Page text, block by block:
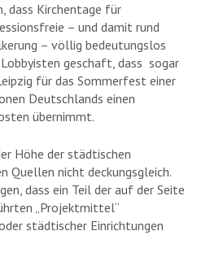
dass Kirchentage für
– und damit rund
– völlig bedeutungslos
geschaft, dass sogar
für das Sommerfest einer
Deutschlands einen
übernimmt.
Höhe der städtischen
Quellen nicht deckungsgleich.
dass ein Teil der auf der Seite
„Projektmittel“
städtischer Einrichtungen